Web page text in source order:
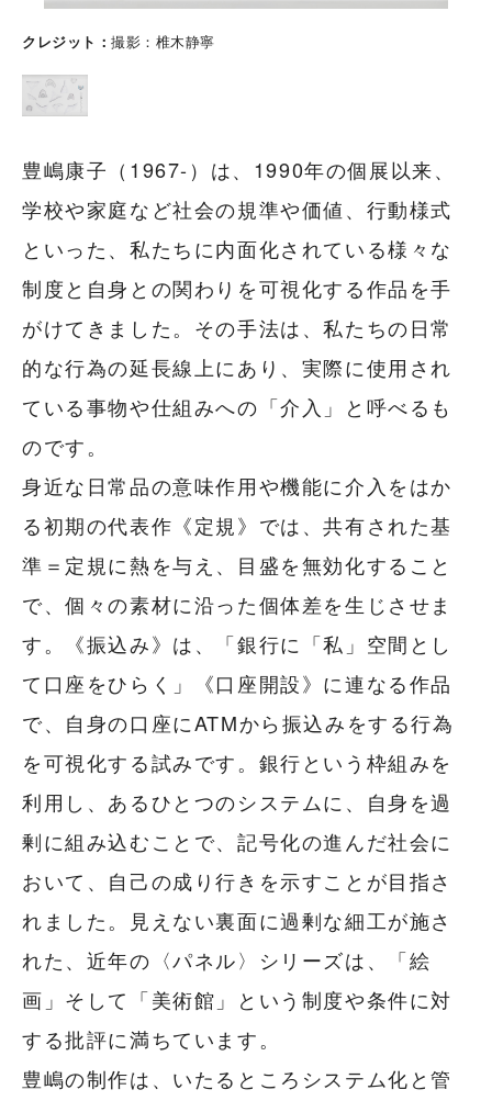
クレジット 撮影：椎木静寧
豊嶋康子（1967-）は、1990年の個展以来、
学校や家庭など社会の規準や価値、行動様式
といった、私たちに内面化されている様々な
制度と自身との関わりを可視化する作品を手
がけてきました。その手法は、私たちの日常
的な行為の延長線上にあり、実際に使用され
ている事物や仕組みへの「介入」と呼べるも
のです。
身近な日常品の意味作用や機能に介入をはか
る初期の代表作《定規》では、共有された基
準＝定規に熱を与え、目盛を無効化すること
で、個々の素材に沿った個体差を生じさせま
す。《振込み》は、「銀行に「私」空間とし
て口座をひらく」《口座開設》に連なる作品
で、自身の口座にATMから振込みをする行為
を可視化する試みです。銀行という枠組みを
利用し、あるひとつのシステムに、自身を過
剰に組み込むことで、記号化の進んだ社会に
おいて、自己の成り行きを示すことが目指さ
れました。見えない裏面に過剰な細工が施さ
れた、近年の〈パネル〉シリーズは、「絵
画」そして「美術館」という制度や条件に対
する批評に満ちています。
豊嶋の制作は、いたるところシステム化と管